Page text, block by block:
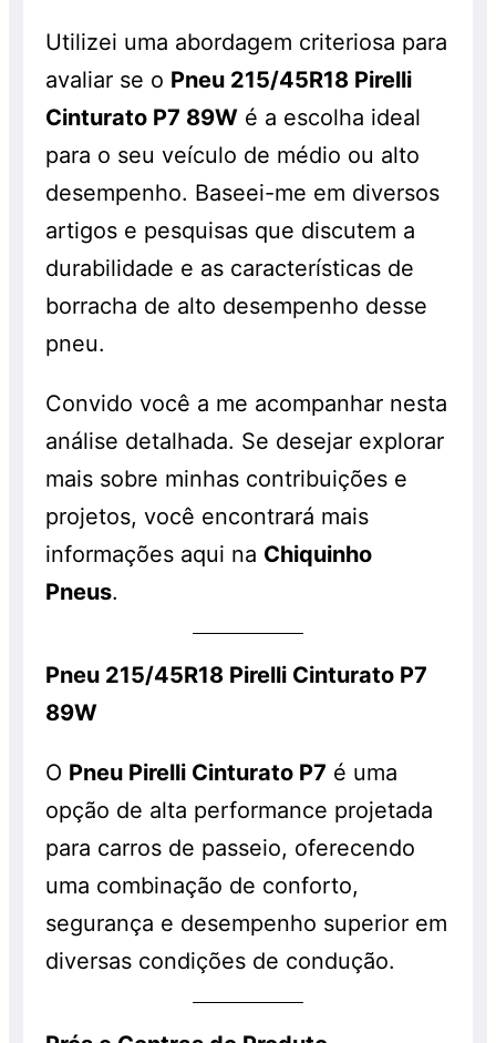
Utilizei uma abordagem criteriosa para
avaliar se o Pneu 215/45R18 Pirelli
Cinturato P7 89W é a escolha ideal
para o seu veículo de médio ou alto
desempenho. Baseei-me em diversos
artigos e pesquisas que discutem a
durabilidade e as características de
borracha de alto desempenho desse
pneu.
Convido você a me acompanhar nesta
análise detalhada. Se desejar explorar
mais sobre minhas contribuições e
projetos, você encontrará mais
informações aqui na Chiquinho
Pneus.
Pneu 215/45R18 Pirelli Cinturato P7
89W
O Pneu Pirelli Cinturato P7 é uma
opção de alta performance projetada
para carros de passeio, oferecendo
uma combinação de conforto,
segurança e desempenho superior em
diversas condições de condução.